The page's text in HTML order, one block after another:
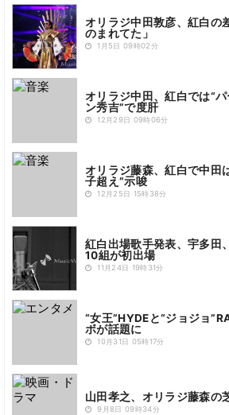
オリラジ中田敦彦、紅白の
のまれてた」
1月5日 09時02分
オリラジ中田、紅白では“
ン秀吉”で度肝
12月29日 09時06分
オリラジ藤森、紅白で中田
子超え”示唆
12月25日 15時38分
紅白出場歌手発表、宇多田
10組が初出場
11月24日 19時31分
“女王”HYDEと“ジョジョ
ボが話題に
10月31日 05時17分
山田孝之、オリラジ藤森の
9月8日 09時34分